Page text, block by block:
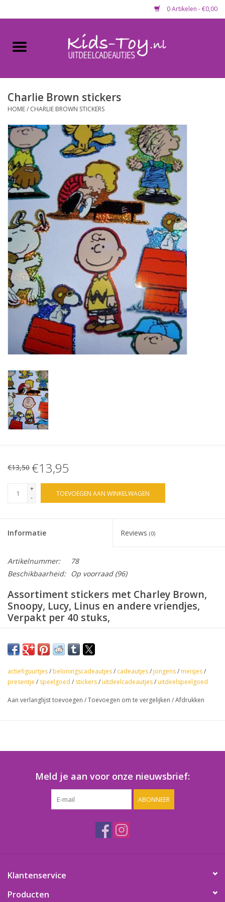
0 Artikelen - €0,00
Home
Gevulde capsules & mixen
Maandaanbieding
Koopjeshoek
Lege capsules
Speelgoedautomaten
Speelgoedpakketten
Gevulde capsules & mixen
32/35 mm
Klein speelgoed
Snoep / kauwgomballen
Charlie Brown stickers
HOME/ CHARLIE BROWN STICKERS
€13,50 €13,95
+
-
TOEVOEGEN AAN WINKELWAGEN
Informatie Reviews (0)
Artikelnummer:
78
Beschikbaarheid:
Op voorraad(96)
Assortiment stickers met Charley Brown,
Snoopy, Lucy, Linus en andere vriendjes,
Verpakt per 40 stuks,
actiefiguurtjes/ beloningscadeautjes/ cadeautjes/ jongens/ meisjes/
presentje / speelgoed / stickers/ uitdeelcadeautjes/ uitdeelspeelgoed
Aan verlanglijst toevoegen /Toevoegen om te vergelijken /Afdrukken
Meld je aan voor onze nieuwsbrief:
ABONNEER
Klantenservice
Producten